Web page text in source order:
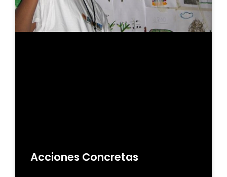
Acciones Concretas